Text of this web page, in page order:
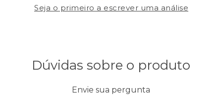
Seja o primeiro a escrever uma análise
Dúvidas sobre o produto
Envie sua pergunta